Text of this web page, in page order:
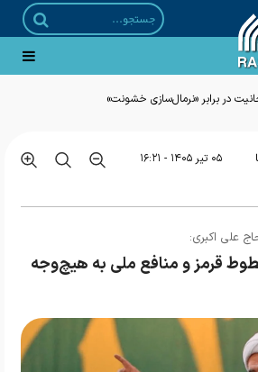
در برابر «نرمال‌سازی خشونت»
۰۵ تير ۱۴۰۵ - ۱۶:۲۱
علی اکبری:
قرمز و منافع ملی به هیچ‌وجه